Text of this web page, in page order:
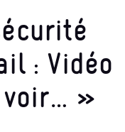
: Vidéo
»